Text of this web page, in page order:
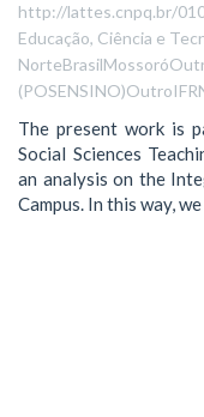
http://lattes.cnpq.br/
Educação, Ciência e
The present work is
Social Sciences
an analysis on the
Campus. In this way,